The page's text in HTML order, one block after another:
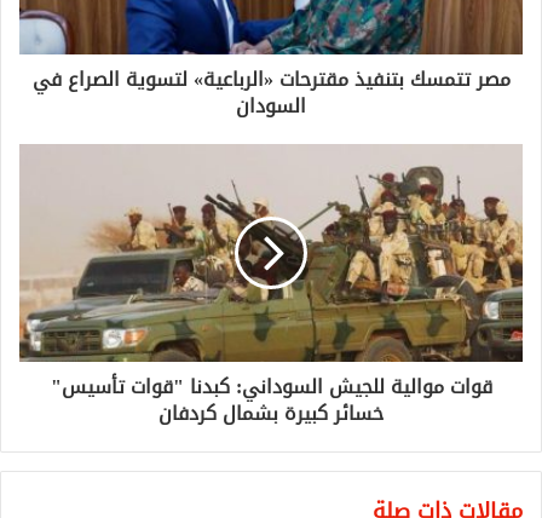
مصر تتمسك بتنفيذ مقترحات «الرباعية» لتسوية الصراع في
السودان
قوات موالية للجيش السوداني: كبدنا "قوات تأسيس"
خسائر كبيرة بشمال كردفان